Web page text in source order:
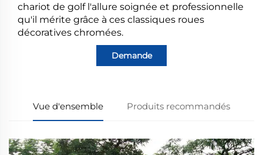
chariot de golf l'allure soignée et professionnelle
qu'il mérite grâce à ces classiques roues
décoratives chromées.
Demande
Vue d'ensemble Produits recommandés